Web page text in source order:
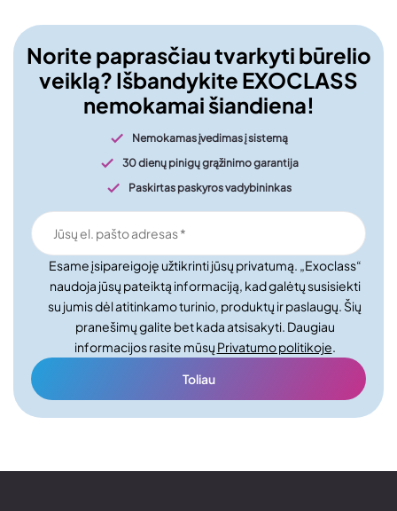
Norite paprasčiau tvarkyti būrelio
veiklą? Išbandykite EXOCLASS
nemokamai šiandiena!
Nemokamas įvedimas į sistemą
30 dienų pinigų grąžinimo garantija
Paskirtas paskyros vadybininkas
Esame įsipareigoję užtikrinti jūsų privatumą. „Exoclass“
naudoja jūsų pateiktą informaciją, kad galėtų susisiekti
su jumis dėl atitinkamo turinio, produktų ir paslaugų. Šių
pranešimų galite bet kada atsisakyti. Daugiau
informacijos rasite mūsų Privatumo politikoje.